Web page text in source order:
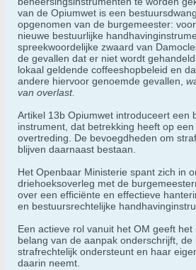
van de Opiumwet is een
opgenomen van de burgemeester:
nieuwe bestuurlijke
spreekwoordelijke zwaard van
de gevallen dat er niet wordt
lokaal geldende coffeeshopbeleid en
andere hiervoor genoemde gevallen,
van overlast.
Artikel 13b Opiumwet introduceert een
instrument, dat betrekking heeft op
overtreding. De bevoegdheden om
blijven daarnaast bestaan.
Het Openbaar Ministerie spant zich in
driehoeksoverleg met de
over een efficiënte en effectieve
en bestuursrechtelijke
Een actieve rol vanuit het OM geeft
belang van de aanpak onderschrijft,
strafrechtelijk ondersteunt en haar
daarin neemt.